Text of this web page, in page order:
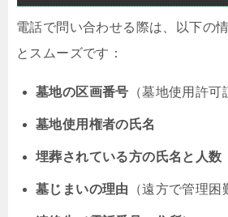
電話で問い合わせる際は、以下の
とスムーズです：
墓地の区画番号 （墓地使用許可
墓地使用権者の氏名
埋葬されている方の氏名と人数
墓じまいの理由 （遠方で管理困